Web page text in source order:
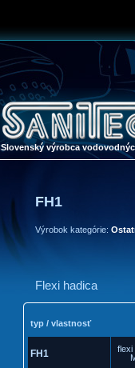
Slovenský výrobca
FH1
Výrobok kategórie:
Flexi hadica
typ / vlastnosť
FH1
flexi